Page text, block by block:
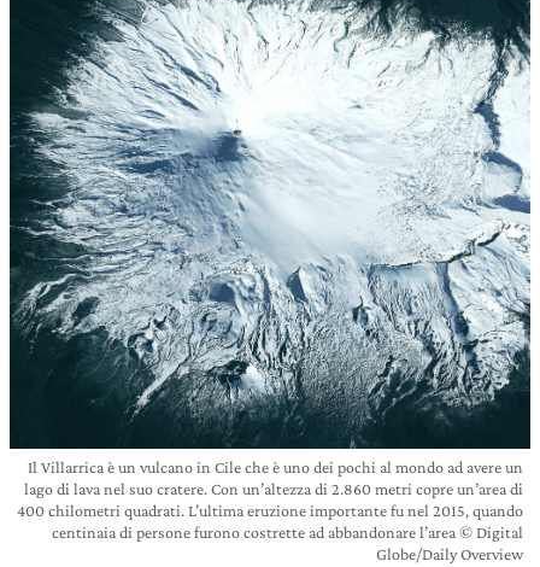
Il Villarrica è un vulcano in Cile che è uno dei pochi al mondo ad avere un
lago di lava nel suo cratere. Con un’altezza di 2.860 metri copre un’area di
400 chilometri quadrati. L’ultima eruzione importante fu nel 2015, quando
centinaia di persone furono costrette ad abbandonare l’area © Digital
Globe/Daily Overview